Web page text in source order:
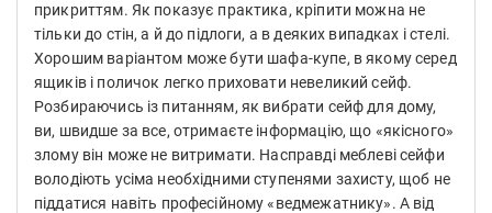
прикриттям. Як показує практика, кріпити можна не
тільки до стін, а й до підлоги, а в деяких випадках і стелі.
Хорошим варіантом може бути шафа-купе, в якому серед
ящиків і поличок легко приховати невеликий сейф.
Розбираючись із питанням, як вибрати сейф для дому,
ви, швидше за все, отримаєте інформацію, що «якісного»
злому він може не витримати. Насправді меблеві сейфи
володіють усіма необхідними ступенями захисту, щоб не
піддатися навіть професійному «ведмежатнику». А від